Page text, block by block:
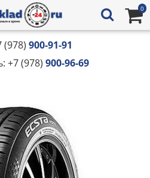
0
900-91-91
+7 (978) 900-96-69